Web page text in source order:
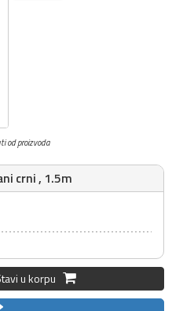
od proizvoda
crni , 1.5m
u korpu